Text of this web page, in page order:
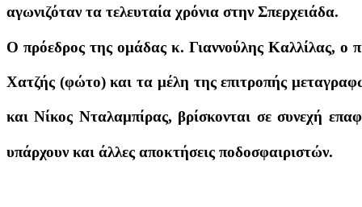
αγωνιζόταν τα τελευταία χρόνια στην Σπερχειάδα.
Ο πρόεδρος της ομάδας κ. Γιαννούλης Καλλίλας, ο
Χατζής (φώτο) και τα μέλη της επιτροπής
και Νίκος Νταλαμπίρας, βρίσκονται σε συνεχή
υπάρχουν και άλλες αποκτήσεις ποδοσφαιριστών.